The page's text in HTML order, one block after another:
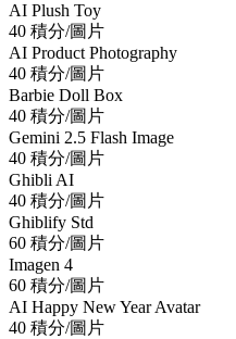
AI Plush Toy
40 積分/圖片
AI Product Photography
40 積分/圖片
Barbie Doll Box
40 積分/圖片
Gemini 2.5 Flash Image
40 積分/圖片
Ghibli AI
40 積分/圖片
Ghiblify Std
60 積分/圖片
Imagen 4
60 積分/圖片
AI Happy New Year Avatar
40 積分/圖片